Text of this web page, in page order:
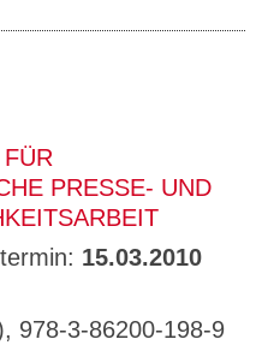
PRESSE- UND
15.03.2010
978-3-86200-198-9